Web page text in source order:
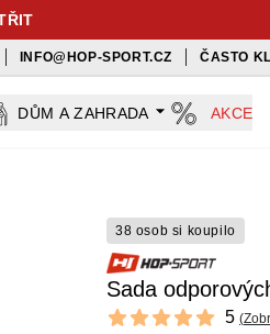
INFO@HOP-SPORT.CZ ČASTO
DŮM A ZAHRADA AKCE
38 osob si koupilo
Sada
Reviews
5 out of 5 stars 5 (